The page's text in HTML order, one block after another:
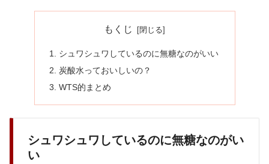
もくじ
シュワシュワしているのに無糖なのがいい
炭酸水っておいしいの？
WTS的まとめ
シュワシュワしているのに無糖なのがい
い